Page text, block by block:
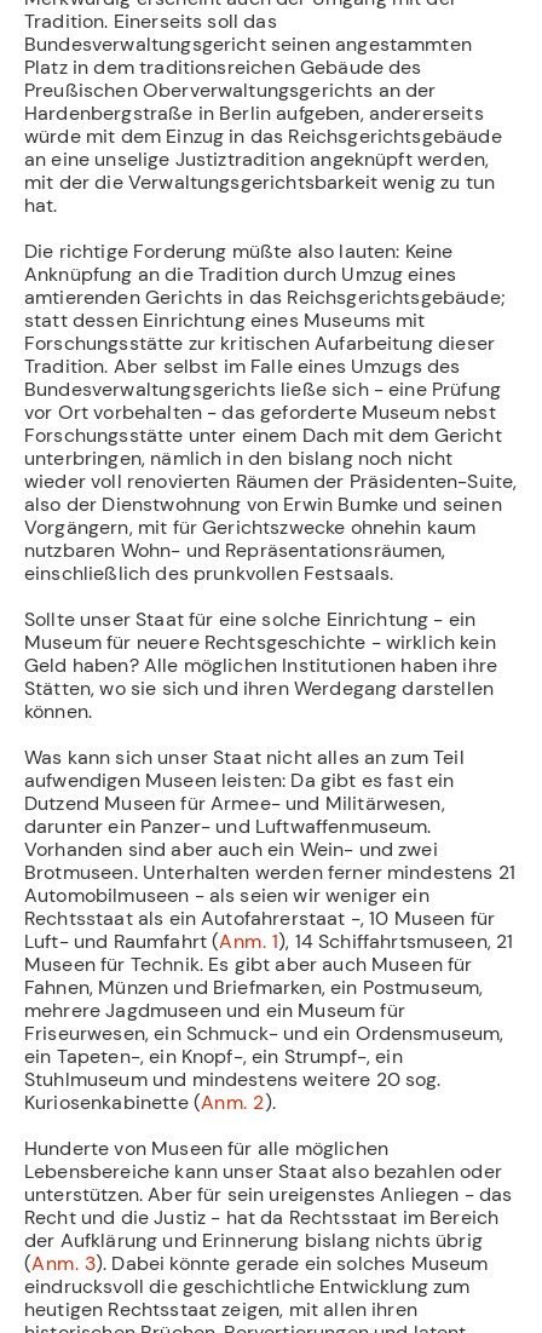
Tradition. Einerseits soll das
Bundesverwaltungsgericht seinen angestammten
Platz in dem traditionsreichen Gebäude des
Preußischen Oberverwaltungsgerichts an der
Hardenbergstraße in Berlin aufgeben, andererseits
würde mit dem Einzug in das Reichsgerichtsgebäude
an eine unselige Justiztradition angeknüpft werden,
mit der die Verwaltungsgerichtsbarkeit wenig zu tun
hat.
Die richtige Forderung müßte also lauten: Keine
Anknüpfung an die Tradition durch Umzug eines
amtierenden Gerichts in das Reichsgerichtsgebäude;
statt dessen Einrichtung eines Museums mit
Forschungsstätte zur kritischen Aufarbeitung dieser
Tradition. Aber selbst im Falle eines Umzugs des
Bundesverwaltungsgerichts ließe sich - eine Prüfung
vor Ort vorbehalten - das geforderte Museum nebst
Forschungsstätte unter einem Dach mit dem Gericht
unterbringen, nämlich in den bislang noch nicht
wieder voll renovierten Räumen der Präsidenten-Suite,
also der Dienstwohnung von Erwin Bumke und seinen
Vorgängern, mit für Gerichtszwecke ohnehin kaum
nutzbaren Wohn- und Repräsentationsräumen,
einschließlich des prunkvollen Festsaals.
Sollte unser Staat für eine solche Einrichtung - ein
Museum für neuere Rechtsgeschichte - wirklich kein
Geld haben? Alle möglichen Institutionen haben ihre
Stätten, wo sie sich und ihren Werdegang darstellen
können.
Was kann sich unser Staat nicht alles an zum Teil
aufwendigen Museen leisten: Da gibt es fast ein
Dutzend Museen für Armee- und Militärwesen,
darunter ein Panzer- und Luftwaffenmuseum.
Vorhanden sind aber auch ein Wein- und zwei
Brotmuseen. Unterhalten werden ferner mindestens 21
Automobilmuseen - als seien wir weniger ein
Rechtsstaat als ein Autofahrerstaat -, 10 Museen für
Luft- und Raumfahrt (Anm. 1), 14 Schiffahrtsmuseen, 21
Museen für Technik. Es gibt aber auch Museen für
Fahnen, Münzen und Briefmarken, ein Postmuseum,
mehrere Jagdmuseen und ein Museum für
Friseurwesen, ein Schmuck- und ein Ordensmuseum,
ein Tapeten-, ein Knopf-, ein Strumpf-, ein
Stuhlmuseum und mindestens weitere 20 sog.
Kuriosenkabinette (Anm. 2).
Hunderte von Museen für alle möglichen
Lebensbereiche kann unser Staat also bezahlen oder
unterstützen. Aber für sein ureigenstes Anliegen - das
Recht und die Justiz - hat da Rechtsstaat im Bereich
der Aufklärung und Erinnerung bislang nichts übrig
(Anm. 3). Dabei könnte gerade ein solches Museum
eindrucksvoll die geschichtliche Entwicklung zum
heutigen Rechtsstaat zeigen, mit allen ihren